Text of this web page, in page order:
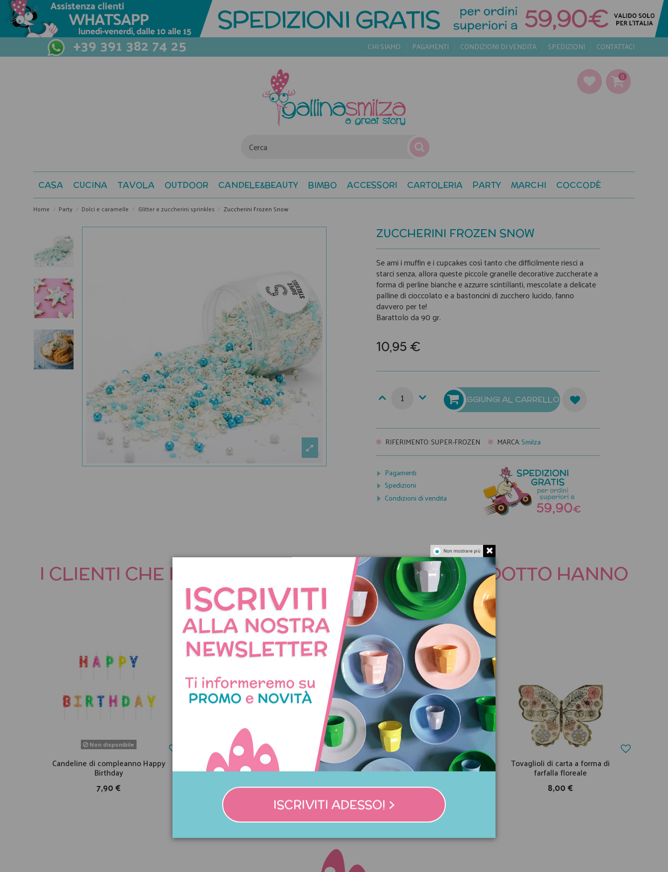
+39 391 382 74 25 CHI SIAMO PAGAMENTI CONDIZIONI DI VENDITA SPEDIZIONI CONTATTACI
0
CASA CUCINA TAVOLA OUTDOOR CANDELE&BEAUTY BIMBO ACCESSORI CARTOLERIA PARTY MARCHI COCCODÈ
Home Party Dolci e caramelle Glitter e zuccherini sprinkles Zuccherini Frozen Snow
ZUCCHERINI FROZEN SNOW
Se ami i muffin e i cupcakes così tanto che difficilmente riesci a
starci senza, allora queste piccole granelle decorative zuccherate a
forma di perline bianche e azzurre scintillanti, mescolate a delicate
palline di cioccolato e a bastoncini di zucchero lucido, fanno
davvero per te!
Barattolo da 90 gr.
10,95 €
AGGIUNGI AL CARRELLO
RIFERIMENTO:SUPER-FROZEN MARCA:Smilza
Pagamenti
Spedizioni
Condizioni di vendita
I CLIENTI CHE HANNO ACQUISTATO QUESTO PRODOTTO HANNO
COMPRATO ANCHE:
Non disponibile
Candeline di compleanno Happy
Birthday
7,90 €
Candelina compleanno oro numero
9
3,90 €
Candelina di compleanno verde
numero 9
4,50 €
Tovaglioli di carta a forma di
farfalla floreale
8,00 €
Non mostrare più
ISCRIVITI ADESSO! >